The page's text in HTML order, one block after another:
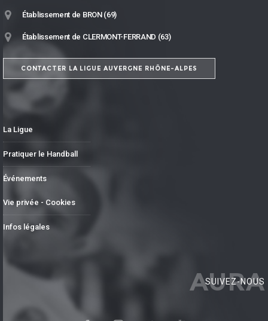
Établissement de BRON (69)
Établissement de CLERMONT-FERRAND (63)
CONTACTER LA LIGUE AUVERGNE RHÔNE-ALPES
La Ligue
Pratiquer le Handball
Événements
Vie privée - Cookies
Infos légales
AURA
SUIVEZ-NOUS